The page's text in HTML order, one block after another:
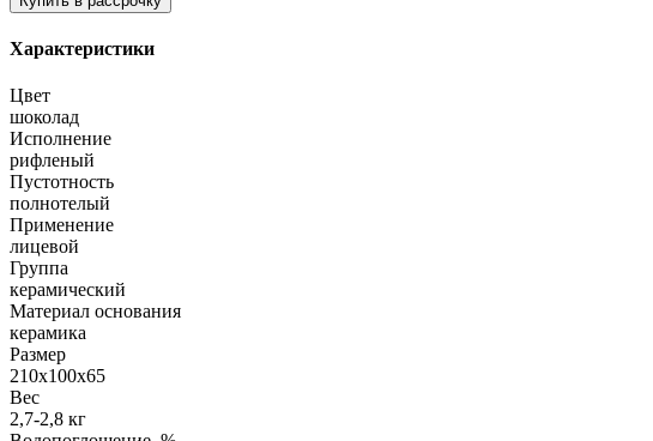
Характеристики
Цвет
шоколад
Исполнение
рифленый
Пустотность
полнотелый
Применение
лицевой
Группа
керамический
Материал основания
керамика
Размер
210х100х65
Вес
2,7-2,8 кг